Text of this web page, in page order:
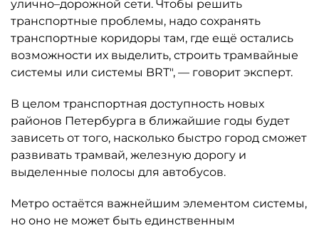
улично–дорожной сети. Чтобы решить
транспортные проблемы, надо сохранять
транспортные коридоры там, где ещё остались
возможности их выделить, строить трамвайные
системы или системы BRT", — говорит эксперт.
В целом транспортная доступность новых
районов Петербурга в ближайшие годы будет
зависеть от того, насколько быстро город сможет
развивать трамвай, железную дорогу и
выделенные полосы для автобусов.
Метро остаётся важнейшим элементом системы,
но оно не может быть единственным